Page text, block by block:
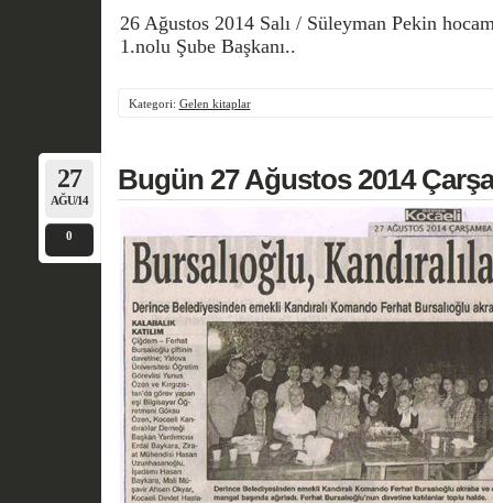
26 Ağustos 2014 Salı / Süleyman Pekin
1.nolu Şube Başkanı..
Kategori: Gelen kitaplar
27
AĞU/14
0
Bugün 27 Ağustos 2014